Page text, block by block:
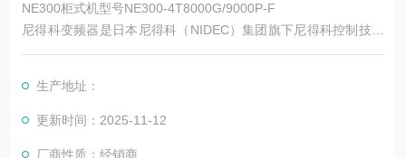
NE300柜式机型号NE300-4T8000G/9000P-F
尼得科变频器是日本尼得科（NIDEC）集团旗下尼得科控制技术
（Control Techniques，简称尼得科 CT）的核心产品系列，专注
涵盖低压交流变频、中压交流变频、运动控制、直流驱动等类
别，广泛应用于电梯、起重、机床、纺织、印刷、物流、化工等
生产地址：
更新时间：2025-11-12
厂商性质：经销商